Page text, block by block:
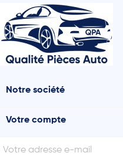
Notre société
Votre compte